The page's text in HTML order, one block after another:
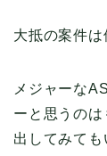
大抵の案件は
メジャーな
ーと思うの
出してみても